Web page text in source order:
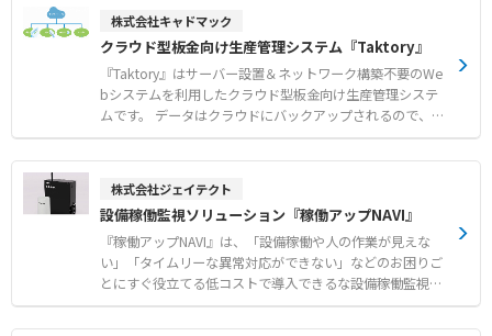
「なぜ」が分かるデータを収集可能、品質劣化の真因分析
を支援 外部センサーを介することなく、直接各NCコン
トローラーとつなげることで、より深く・詳細な稼動デー
タを入手できます。 また外部センサーを介することで、
環境データも収集可能になり、相関分析を行うことができ
ます。 それにより、品質劣化の真因に近づきます。
形状認識ができることを目指した新しいタイプの CAD/CA
M ソフトです。 ●2Dデータを活用して3Dモデリングを容
易に 3DCADに慣れていなくても三面図などの2Dデータ
（DXF/DWG）を 活用することでスムーズに立体形状を
作成することができます。 ●初心者にも使いやすい展開図
作成機能 曲げや突合せ箇所のわからない設計モデルでも
展開図が作成できます！！ 加工用に3Dモデルを作成し
指示をするだけで単品/複数部品の展開図を作成できるの
で初心者でも効率よく作業が行えます。 ●CADからCAMへ
スムーズにデータを受け渡し CADで展開図を作成したら
ダイレクトにCAMへ！！ 自動割付では加工条件を考慮し
た割付を自動で行います。 様々なメーカーの加工機（レ
ーザー/TPP/複合機）に対応しています。
株式会社キャドマック
クラウド型板金向け生産管理システム『Taktory』
『Taktory』はサーバー設置＆ネットワーク構築不要のWe
bシステムを利用したクラウド型板金向け生産管理システ
ムです。 データはクラウドにバックアップされるので、全
社員で作業リスト、負荷状況などの共有化が可能になりま
す！ ●クライアント数 50名まで定額 社内の生産負荷や
人に聞かないとどの作業から進めていいかわからないとい
ったこと起きてませんか？ Taktoryは、社内の生産状況
をできるだけ簡単にみんなで共有できるシステムです。
だから多くの人に使ってもらいたくて、クライアント数を
50名まで定額にしました。 ●クラウドだからどこでもOK
得意先様から、納期の変更や設計変更、また進捗状況の
確認、 新しい製品の割込み注文といった様々な要求が
株式会社ジェイテクト
設備稼働監視ソリューション『稼働アップNAVI』
『稼働アップNAVI』は、「設備稼働や人の作業が見えな
い」「タイムリーな異常対応ができない」などのお困りご
とにすぐ役立てる低コストで導入できるな設備稼働監視ソ
リューションです。 ●タワーライトに付けるだけで設備の
稼働状況をワイヤレス送信 ●表示ソフトも標準装備 リア